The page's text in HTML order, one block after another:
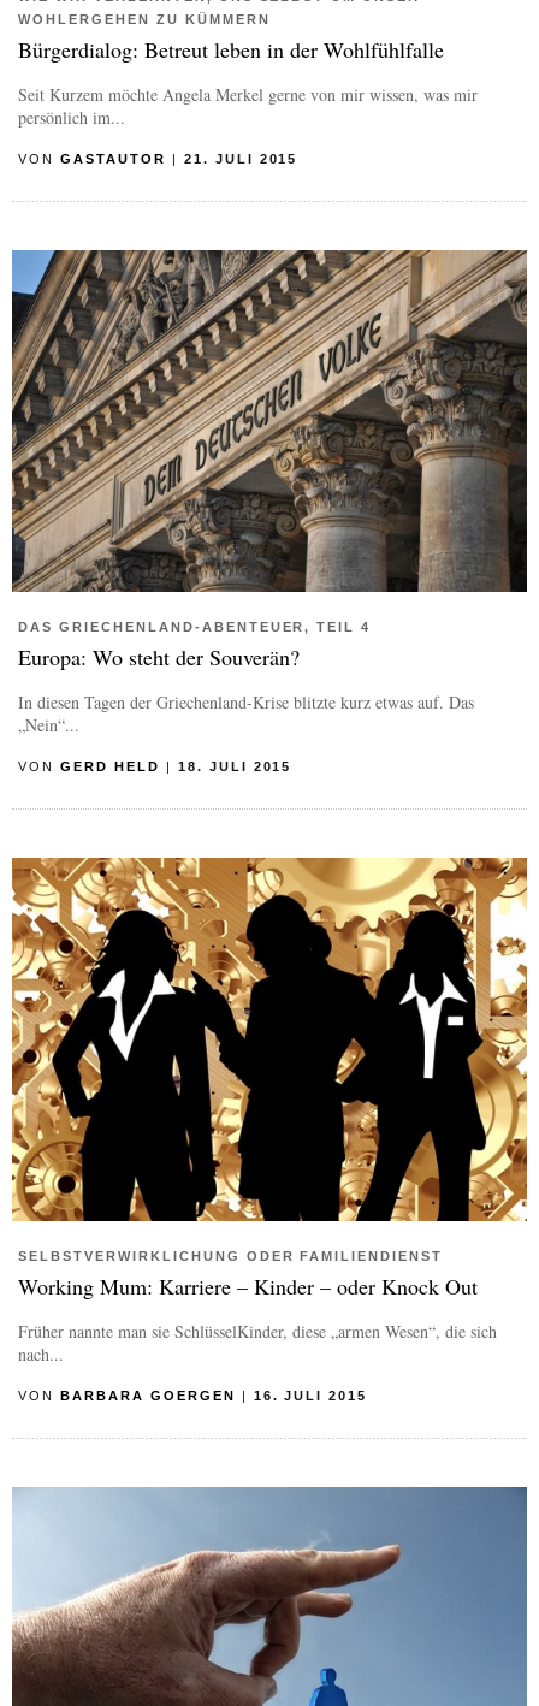
WOHLERGEHEN ZU KÜMMERN
Bürgerdialog: Betreut leben in der Wohlfühlfalle
Seit Kurzem möchte Angela Merkel gerne von mir wissen, was mir
persönlich im...
VON GASTAUTOR | 21. JULI 2015
DAS GRIECHENLAND-ABENTEUER, TEIL 4
Europa: Wo steht der Souverän?
In diesen Tagen der Griechenland-Krise blitzte kurz etwas auf. Das
„Nein“...
VON GERD HELD | 18. JULI 2015
SELBSTVERWIRKLICHUNG ODER FAMILIENDIENST
Working Mum: Karriere – Kinder – oder Knock Out
Früher nannte man sie SchlüsselKinder, diese „armen Wesen“, die sich
nach...
VON BARBARA GOERGEN 16. JULI 2015